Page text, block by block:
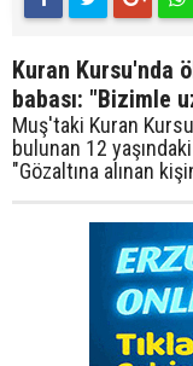
Kuran Kursu'nda
babası: "Bizimle
Muş'taki Kuran
bulunan 12
"Gözaltına alınan